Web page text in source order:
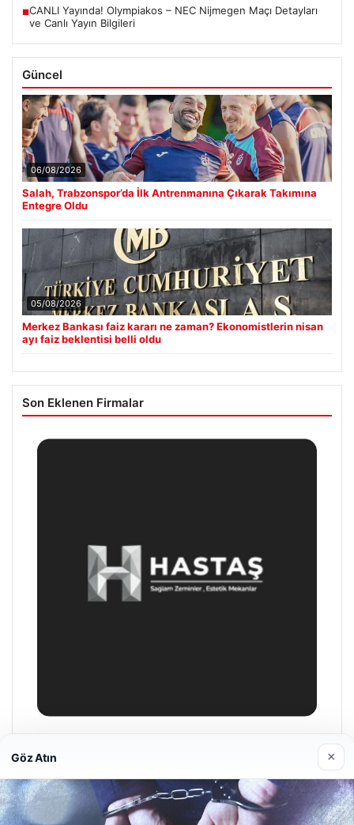
■CANLI Yayında! Olympiakos – NEC Nijmegen Maçı Detayları
ve Canlı Yayın Bilgileri
Güncel
06/08/2026
Salah, Trabzonspor’da İlk Antrenmanına Çıkarak Takımına
Entegre Oldu
05/08/2026
Merkez Bankası faiz kararı ne zaman? Ekonomistlerin nisan
ayı faiz beklentisi belli oldu
Son Eklenen Firmalar
Enes Kaplan Avukatlık Bürosu
Göz Atın ×